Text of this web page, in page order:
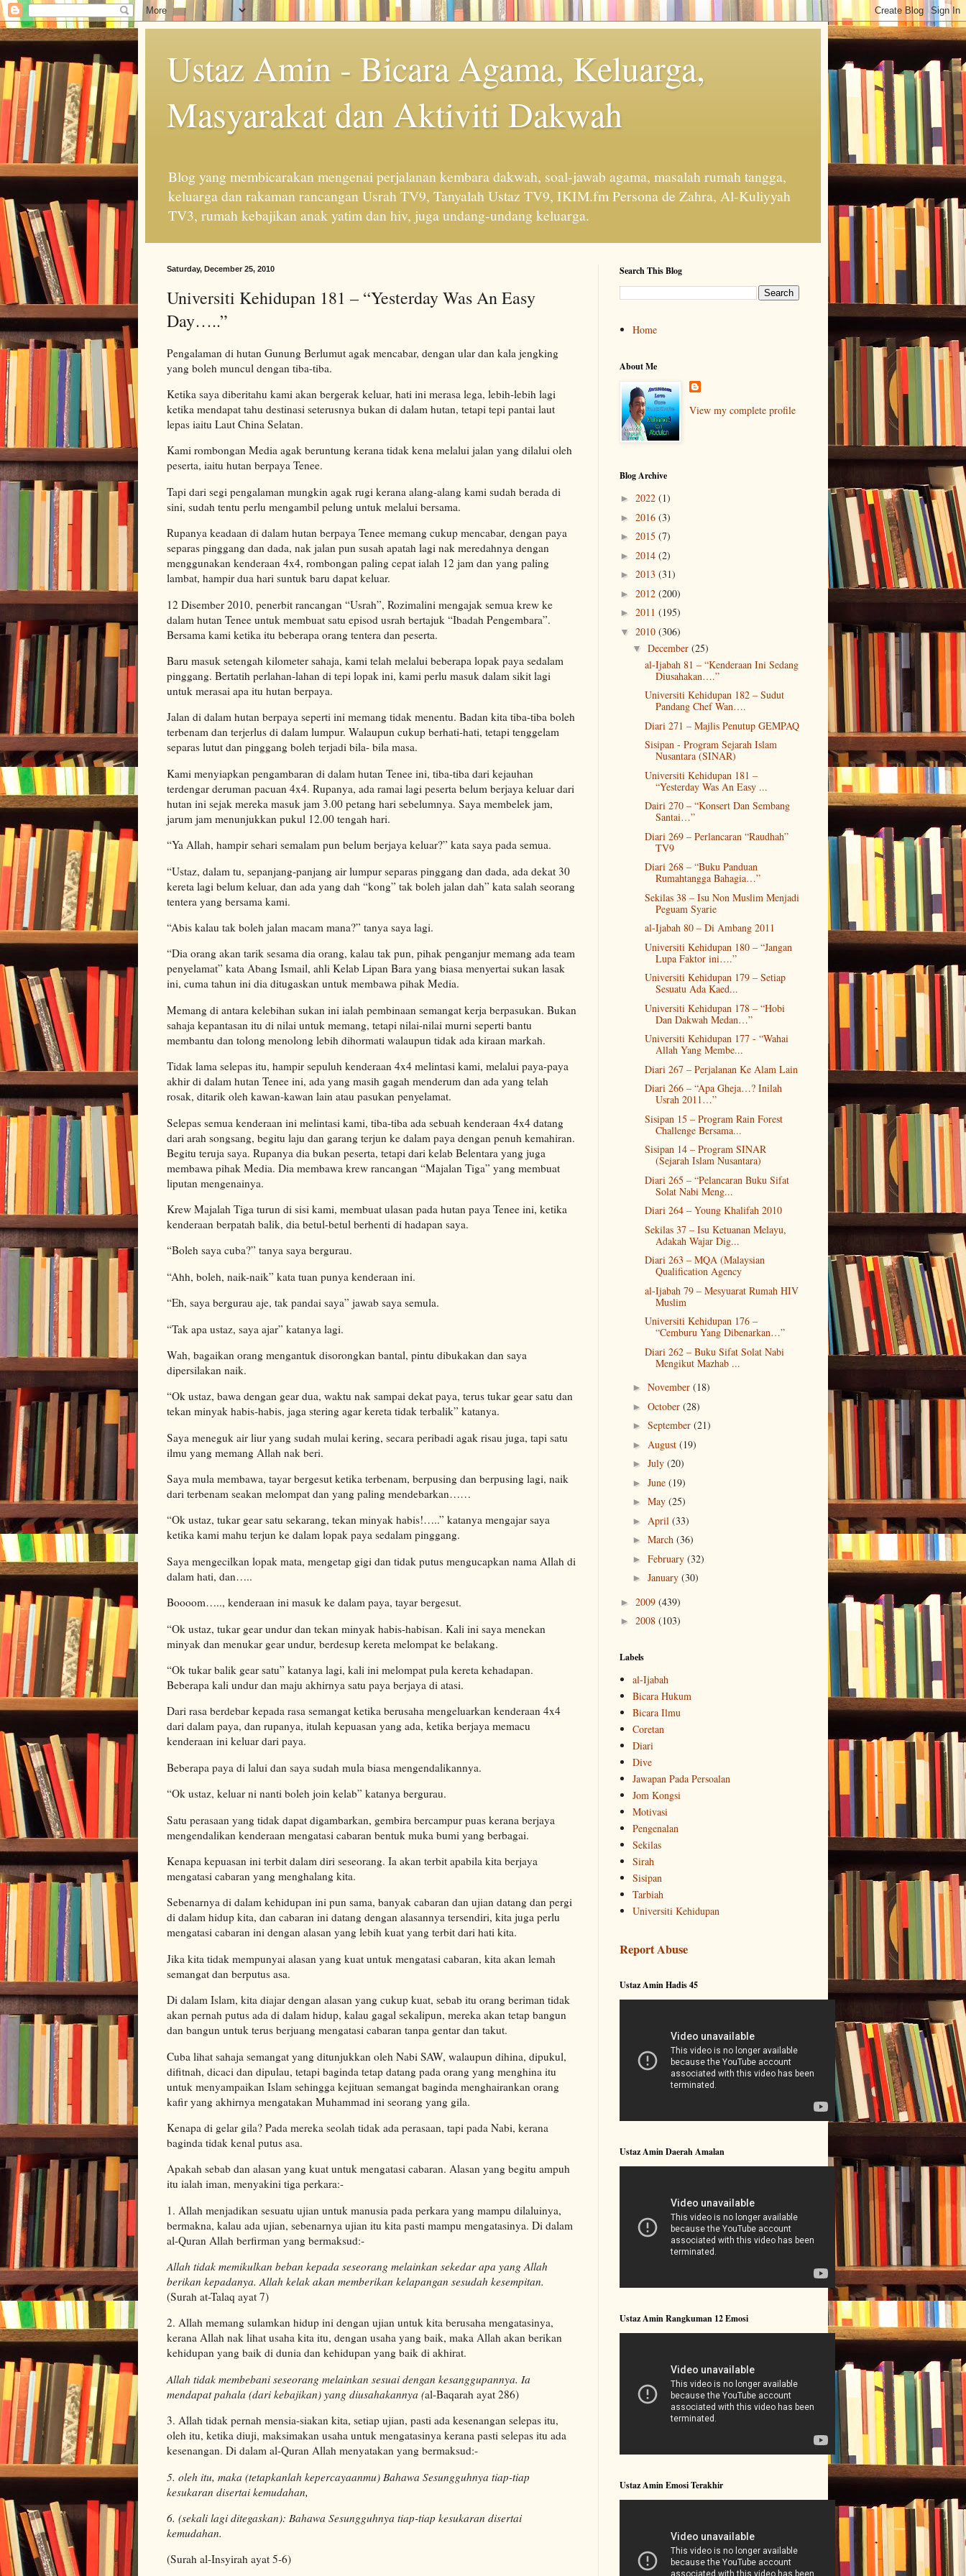
Ustaz Amin - Bicara Agama, Keluarga,
Masyarakat dan Aktiviti Dakwah
Blog yang membicarakan mengenai perjalanan kembara dakwah, soal-jawab agama, masalah rumah tangga,
keluarga dan rakaman rancangan Usrah TV9, Tanyalah Ustaz TV9, IKIM.fm Persona de Zahra, Al-Kuliyyah
TV3, rumah kebajikan anak yatim dan hiv, juga undang-undang keluarga.
Saturday, December 25, 2010
Universiti Kehidupan 181 – “Yesterday Was An Easy
Day…..”
Pengalaman di hutan Gunung Berlumut agak mencabar, dengan ular dan kala jengking
yang boleh muncul dengan tiba-tiba.
Ketika saya diberitahu kami akan bergerak keluar, hati ini merasa lega, lebih-lebih lagi
ketika mendapat tahu destinasi seterusnya bukan di dalam hutan, tetapi tepi pantai laut
lepas iaitu Laut China Selatan.
Kami rombongan Media agak beruntung kerana tidak kena melalui jalan yang dilalui oleh
peserta, iaitu hutan berpaya Tenee.
Tapi dari segi pengalaman mungkin agak rugi kerana alang-alang kami sudah berada di
sini, sudah tentu perlu mengambil pelung untuk melalui bersama.
Rupanya keadaan di dalam hutan berpaya Tenee memang cukup mencabar, dengan paya
separas pinggang dan dada, nak jalan pun susah apatah lagi nak meredahnya dengan
menggunakan kenderaan 4x4, rombongan paling cepat ialah 12 jam dan yang paling
lambat, hampir dua hari suntuk baru dapat keluar.
12 Disember 2010, penerbit rancangan “Usrah”, Rozimalini mengajak semua krew ke
dalam hutan Tenee untuk membuat satu episod usrah bertajuk “Ibadah Pengembara”.
Bersama kami ketika itu beberapa orang tentera dan peserta.
Baru masuk setengah kilometer sahaja, kami telah melalui beberapa lopak paya sedalam
pinggang. Bertatih perlahan-lahan di tepi lopak ini, kami perlu masuk dalam sikit lagi
untuk merasai apa itu hutan berpaya.
Jalan di dalam hutan berpaya seperti ini memang tidak menentu. Badan kita tiba-tiba boleh
terbenam dan terjerlus di dalam lumpur. Walaupun cukup berhati-hati, tetapi tenggelam
separas lutut dan pinggang boleh terjadi bila- bila masa.
Kami menyiapkan pengambaran di dalam hutan Tenee ini, tiba-tiba dari kejauhan
terdengar deruman pacuan 4x4. Rupanya, ada ramai lagi peserta belum berjaya keluar dari
hutan ini sejak mereka masuk jam 3.00 petang hari sebelumnya. Saya membelek jam,
jarum jam menunjukkan pukul 12.00 tengah hari.
“Ya Allah, hampir sehari semalam pun belum berjaya keluar?” kata saya pada semua.
“Ustaz, dalam tu, sepanjang-panjang air lumpur separas pinggang dan dada, ada dekat 30
kereta lagi belum keluar, dan ada yang dah “kong” tak boleh jalan dah” kata salah seorang
tentera yang bersama kami.
“Abis kalau tak boleh jalan macam mana?” tanya saya lagi.
“Dia orang akan tarik sesama dia orang, kalau tak pun, pihak penganjur memang ada team
penyelamat” kata Abang Ismail, ahli Kelab Lipan Bara yang biasa menyertai sukan lasak
ini, cuma tahun ini dia ditugaskan untuk membawa pihak Media.
Memang di antara kelebihan sukan ini ialah pembinaan semangat kerja berpasukan. Bukan
sahaja kepantasan itu di nilai untuk memang, tetapi nilai-nilai murni seperti bantu
membantu dan tolong menolong lebih dihormati walaupun tidak ada kiraan markah.
Tidak lama selepas itu, hampir sepuluh kenderaan 4x4 melintasi kami, melalui paya-paya
akhir di dalam hutan Tenee ini, ada yang masih gagah menderum dan ada yang telah
rosak, ditarik oleh kawan-kawan lain atau pasukan penyelamat.
Selepas semua kenderaan ini melintasi kami, tiba-tiba ada sebuah kenderaan 4x4 datang
dari arah songsang, begitu laju dan garang terjun ke dalam paya dengan penuh kemahiran.
Begitu teruja saya. Rupanya dia bukan peserta, tetapi dari kelab Belentara yang juga
membawa pihak Media. Dia membawa krew rancangan “Majalan Tiga” yang membuat
liputan mengenainya.
Krew Majalah Tiga turun di sisi kami, membuat ulasan pada hutan paya Tenee ini, ketika
kenderaan berpatah balik, dia betul-betul berhenti di hadapan saya.
“Boleh saya cuba?” tanya saya bergurau.
“Ahh, boleh, naik-naik” kata tuan punya kenderaan ini.
“Eh, saya bergurau aje, tak pandai saya” jawab saya semula.
“Tak apa ustaz, saya ajar” katanya lagi.
Wah, bagaikan orang mengantuk disorongkan bantal, pintu dibukakan dan saya
dipersilakan naik.
“Ok ustaz, bawa dengan gear dua, waktu nak sampai dekat paya, terus tukar gear satu dan
tekan minyak habis-habis, jaga stering agar kereta tidak terbalik” katanya.
Saya meneguk air liur yang sudah mulai kering, secara peribadi agak risau juga, tapi satu
ilmu yang memang Allah nak beri.
Saya mula membawa, tayar bergesut ketika terbenam, berpusing dan berpusing lagi, naik
dari terbenam seakan melompat dan yang paling mendebarkan……
“Ok ustaz, tukar gear satu sekarang, tekan minyak habis!…..” katanya mengajar saya
ketika kami mahu terjun ke dalam lopak paya sedalam pinggang.
Saya mengecilkan lopak mata, mengetap gigi dan tidak putus mengucapkan nama Allah di
dalam hati, dan…..
Boooom….., kenderaan ini masuk ke dalam paya, tayar bergesut.
“Ok ustaz, tukar gear undur dan tekan minyak habis-habisan. Kali ini saya menekan
minyak dan menukar gear undur, berdesup kereta melompat ke belakang.
“Ok tukar balik gear satu” katanya lagi, kali ini melompat pula kereta kehadapan.
Beberapa kali undur dan maju akhirnya satu paya berjaya di atasi.
Dari rasa berdebar kepada rasa semangat ketika berusaha mengeluarkan kenderaan 4x4
dari dalam paya, dan rupanya, itulah kepuasan yang ada, ketika berjaya memacu
kenderaan ini keluar dari paya.
Beberapa paya di lalui dan saya sudah mula biasa mengendalikannya.
“Ok ustaz, keluar ni nanti boleh join kelab” katanya bergurau.
Satu perasaan yang tidak dapat digambarkan, gembira bercampur puas kerana berjaya
mengendalikan kenderaan mengatasi cabaran bentuk muka bumi yang berbagai.
Kenapa kepuasan ini terbit dalam diri seseorang. Ia akan terbit apabila kita berjaya
mengatasi cabaran yang menghalang kita.
Sebenarnya di dalam kehidupan ini pun sama, banyak cabaran dan ujian datang dan pergi
di dalam hidup kita, dan cabaran ini datang dengan alasannya tersendiri, kita juga perlu
mengatasi cabaran ini dengan alasan yang lebih kuat yang terbit dari hati kita.
Jika kita tidak mempunyai alasan yang kuat untuk mengatasi cabaran, kita akan lemah
semangat dan berputus asa.
Di dalam Islam, kita diajar dengan alasan yang cukup kuat, sebab itu orang beriman tidak
akan pernah putus ada di dalam hidup, kalau gagal sekalipun, mereka akan tetap bangun
dan bangun untuk terus berjuang mengatasi cabaran tanpa gentar dan takut.
Cuba lihat sahaja semangat yang ditunjukkan oleh Nabi SAW, walaupun dihina, dipukul,
difitnah, dicaci dan dipulau, tetapi baginda tetap datang pada orang yang menghina itu
untuk menyampaikan Islam sehingga kejituan semangat baginda menghairankan orang
kafir yang akhirnya mengatakan Muhammad ini seorang yang gila.
Kenapa di gelar gila? Pada mereka seolah tidak ada perasaan, tapi pada Nabi, kerana
baginda tidak kenal putus asa.
Apakah sebab dan alasan yang kuat untuk mengatasi cabaran. Alasan yang begitu ampuh
itu ialah iman, menyakini tiga perkara:-
1. Allah menjadikan sesuatu ujian untuk manusia pada perkara yang mampu dilaluinya,
bermakna, kalau ada ujian, sebenarnya ujian itu kita pasti mampu mengatasinya. Di dalam
al-Quran Allah berfirman yang bermaksud:-
Allah tidak memikulkan beban kepada seseorang melainkan sekedar apa yang Allah
berikan kepadanya. Allah kelak akan memberikan kelapangan sesudah kesempitan.
(Surah at-Talaq ayat 7)
2. Allah memang sulamkan hidup ini dengan ujian untuk kita berusaha mengatasinya,
kerana Allah nak lihat usaha kita itu, dengan usaha yang baik, maka Allah akan berikan
kehidupan yang baik di dunia dan kehidupan yang baik di akhirat.
Allah tidak membebani seseorang melainkan sesuai dengan kesanggupannya. Ia
mendapat pahala (dari kebajikan) yang diusahakannya (al-Baqarah ayat 286)
3. Allah tidak pernah mensia-siakan kita, setiap ujian, pasti ada kesenangan selepas itu,
oleh itu, ketika diuji, maksimakan usaha untuk mengatasinya kerana pasti selepas itu ada
kesenangan. Di dalam al-Quran Allah menyatakan yang bermaksud:-
5. oleh itu, maka (tetapkanlah kepercayaanmu) Bahawa Sesungguhnya tiap-tiap
kesukaran disertai kemudahan,
6. (sekali lagi ditegaskan): Bahawa Sesungguhnya tiap-tiap kesukaran disertai
kemudahan.
(Surah al-Insyirah ayat 5-6)
Search This Blog
Home
About Me
View my complete profile
Blog Archive
► 2022 (1)
► 2016 (3)
► 2015 (7)
► 2014 (2)
► 2013 (31)
► 2012 (200)
► 2011 (195)
▼ 2010 (306)
▼ December (25)
al-Ijabah 81 – “Kenderaan Ini Sedang
Diusahakan….”
Universiti Kehidupan 182 – Sudut
Pandang Chef Wan….
Diari 271 – Majlis Penutup GEMPAQ
Sisipan - Program Sejarah Islam
Nusantara (SINAR)
Universiti Kehidupan 181 –
“Yesterday Was An Easy ...
Dairi 270 – “Konsert Dan Sembang
Santai…”
Diari 269 – Perlancaran “Raudhah”
TV9
Diari 268 – “Buku Panduan
Rumahtangga Bahagia…”
Sekilas 38 – Isu Non Muslim Menjadi
Peguam Syarie
al-Ijabah 80 – Di Ambang 2011
Universiti Kehidupan 180 – “Jangan
Lupa Faktor ini….”
Universiti Kehidupan 179 – Setiap
Sesuatu Ada Kaed...
Universiti Kehidupan 178 – “Hobi
Dan Dakwah Medan…”
Universiti Kehidupan 177 - “Wahai
Allah Yang Membe...
Diari 267 – Perjalanan Ke Alam Lain
Diari 266 – “Apa Gheja…? Inilah
Usrah 2011…”
Sisipan 15 – Program Rain Forest
Challenge Bersama...
Sisipan 14 – Program SINAR
(Sejarah Islam Nusantara)
Diari 265 – “Pelancaran Buku Sifat
Solat Nabi Meng...
Diari 264 – Young Khalifah 2010
Sekilas 37 – Isu Ketuanan Melayu,
Adakah Wajar Dig...
Diari 263 – MQA (Malaysian
Qualification Agency
al-Ijabah 79 – Mesyuarat Rumah HIV
Muslim
Universiti Kehidupan 176 –
“Cemburu Yang Dibenarkan…”
Diari 262 – Buku Sifat Solat Nabi
Mengikut Mazhab ...
► November (18)
► October (28)
► September (21)
► August (19)
► July (20)
► June (19)
► May (25)
► April (33)
► March (36)
► February (32)
► January (30)
► 2009 (439)
► 2008 (103)
Labels
al-Ijabah
Bicara Hukum
Bicara Ilmu
Coretan
Diari
Dive
Jawapan Pada Persoalan
Jom Kongsi
Motivasi
Pengenalan
Sekilas
Sirah
Sisipan
Tarbiah
Universiti Kehidupan
Report Abuse
Ustaz Amin Hadis 45
Ustaz Amin Daerah Amalan
Ustaz Amin Rangkuman 12 Emosi
Ustaz Amin Emosi Terakhir